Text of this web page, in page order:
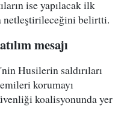
ise yapılacak ilk
netleştirileceğini belirtti.
mesajı
Husilerin saldırıları
korumayı
koalisyonunda yer